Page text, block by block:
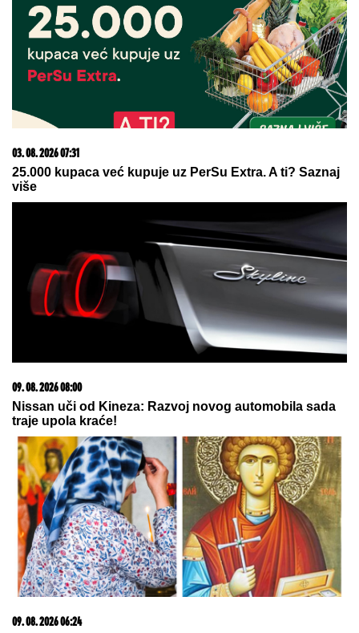
03. 08. 2026 07:31
25.000 kupaca već kupuje uz PerSu Extra. A ti? Saznaj
više
09. 08. 2026 08:00
Nissan uči od Kineza: Razvoj novog automobila sada
traje upola kraće!
09. 08. 2026 06:24